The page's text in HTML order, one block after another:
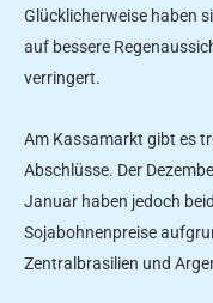
Glücklicherweise haben
auf bessere
verringert.
Am Kassamarkt gibt es
Abschlüsse. Der
Januar haben jedoch
Sojabohnenpreise
Zentralbrasilien und